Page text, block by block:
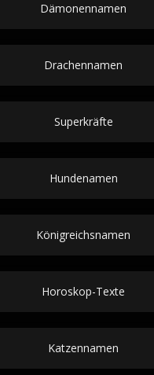
Dämonennamen
Drachennamen
Superkräfte
Hundenamen
Königreichsnamen
Horoskop-Texte
Katzennamen